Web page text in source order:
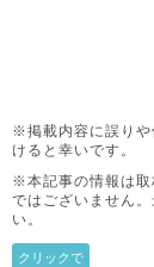
※掲載内容に誤りや
けると幸いです。
※本記事の情報は取
ではございません。
い。
クリックで